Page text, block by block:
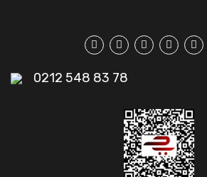
0212 548 83 78